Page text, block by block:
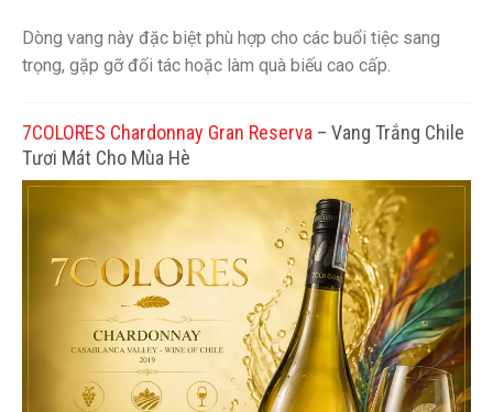
Dòng vang này đặc biệt phù hợp cho các buổi tiệc sang
trọng, gặp gỡ đối tác hoặc làm quà biếu cao cấp.
7COLORES Chardonnay Gran Reserva – Vang Trắng Chile
Tươi Mát Cho Mùa Hè